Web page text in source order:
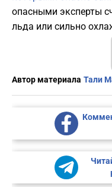
опасными эксперты
льда или сильно
Автор материала Тали